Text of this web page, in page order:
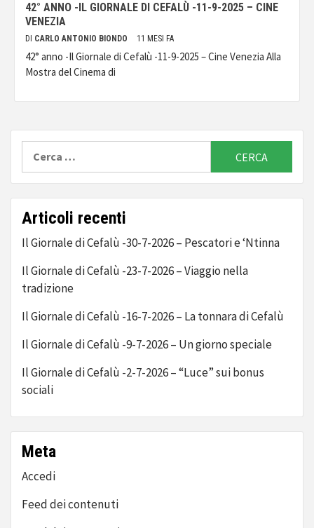
42° ANNO -IL GIORNALE DI CEFALÙ -11-9-2025 – CINE
VENEZIA
DI CARLO ANTONIO BIONDO 11 MESI FA
42° anno -Il Giornale di Cefalù -11-9-2025 – Cine Venezia Alla
Mostra del Cinema di
Articoli recenti
Il Giornale di Cefalù -30-7-2026 – Pescatori e ‘Ntinna
Il Giornale di Cefalù -23-7-2026 – Viaggio nella
tradizione
Il Giornale di Cefalù -16-7-2026 – La tonnara di Cefalù
Il Giornale di Cefalù -9-7-2026 – Un giorno speciale
Il Giornale di Cefalù -2-7-2026 – “Luce” sui bonus
sociali
Meta
Accedi
Feed dei contenuti